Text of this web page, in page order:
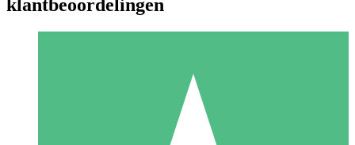
Individuele Creditpakketten
klantbeoordelingen